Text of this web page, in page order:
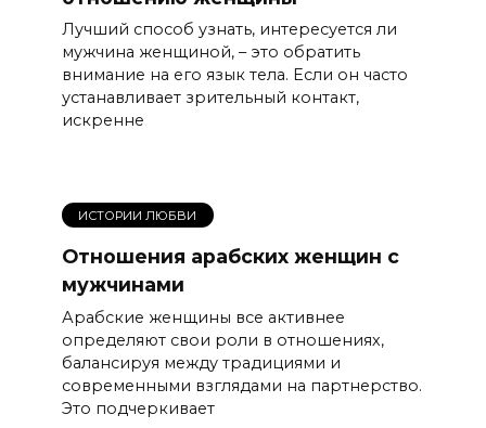
Лучший способ узнать, интересуется ли
мужчина женщиной, – это обратить
внимание на его язык тела. Если он часто
устанавливает зрительный контакт,
искренне
ИСТОРИИ ЛЮБВИ
Отношения арабских женщин с
мужчинами
Арабские женщины все активнее
определяют свои роли в отношениях,
балансируя между традициями и
современными взглядами на партнерство.
Это подчеркивает